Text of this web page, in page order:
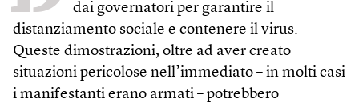
dai governatori per garantire il
distanziamento sociale e contenere il virus.
Queste dimostrazioni, oltre ad aver creato
situazioni pericolose nell’immediato – in molti casi
i manifestanti erano armati – potrebbero